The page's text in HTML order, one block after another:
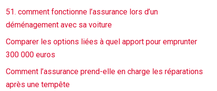
51. comment fonctionne l’assurance lors d’un
déménagement avec sa voiture
Comparer les options liées à quel apport pour emprunter
300 000 euros
Comment l’assurance prend-elle en charge les réparations
après une tempête